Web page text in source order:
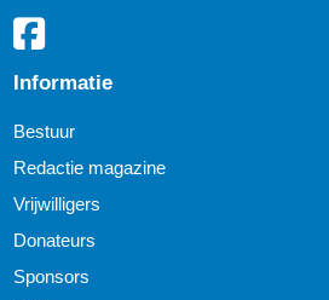
Informatie
Bestuur
Redactie magazine
Vrijwilligers
Donateurs
Sponsors